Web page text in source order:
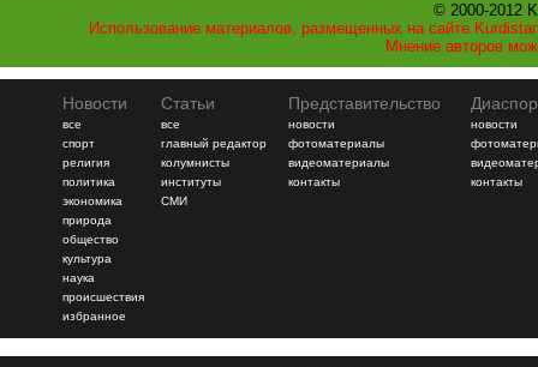
© 2000-2012
Использование материалов, размещенных на сайте
Мнение авторов
Новости
все
спорт
религия
политика
экономика
природа
общество
культура
наука
происшествия
избранное
Статьи
все
главный редактор
колумнисты
институты
СМИ
Представительство
новости
фотоматериалы
видеоматериалы
контакты
новости
контакты